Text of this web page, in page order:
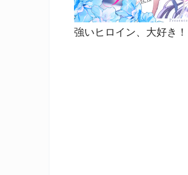
強いヒロイン、大好き！